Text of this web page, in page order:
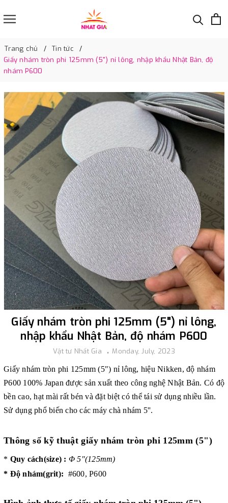
Trang chủ
Tin tức
Giấy nhám tròn phi 125mm (5") nỉ lông, nhập khẩu Nhật Bản, độ
nhám P600
Giấy nhám tròn phi 125mm (5") nỉ lông,
nhập khẩu Nhật Bản, độ nhám P600
Vật tư Nhất Gia Monday, July, 2023
Giấy nhám tròn phi 125mm (5") nỉ lông, hiệu Nikken, độ nhám
P600 100% Japan được sản xuất theo công nghệ Nhật Bản. Có độ
bền cao, hạt mài rất bén và đặt biệt có thể tái sử dụng nhiều lần.
Sử dụng phổ biến cho các máy chà nhám 5''.
Thông số kỹ thuật giấy nhám tròn phi 125mm (5")
* Quy cách(size) : Φ 5"(125mm)
* Độ nhám(grit): #600, P600